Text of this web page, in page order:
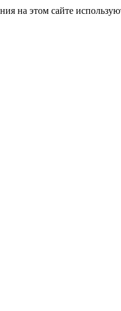
на этом сайте